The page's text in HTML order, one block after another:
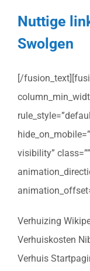
Nuttige
Swolgen
[/
visibility”
Verhuizing
Verhuiskosten
Verhuis